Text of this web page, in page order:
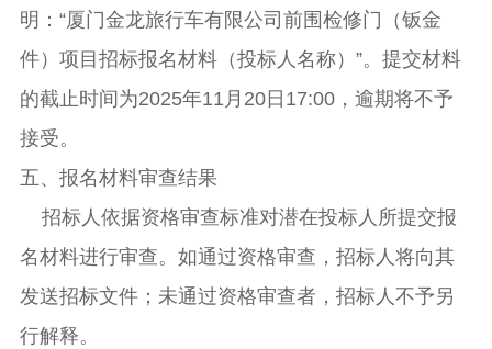
明：“厦门金龙旅行车有限公司前围检修门（钣金
件） 项目招标报名材料（投标人名称） ”。提交材料
的截止时间为2025年11月20日 17:00，逾期将不予
接受。
五、报名材料审查结果
招标人依据资格审查标准对潜在投标人所提交报
名材料进行审查。如通过资格审查，招标人将向其
发送招标文件；未通过资格审查者，招标人不予另
行解释。